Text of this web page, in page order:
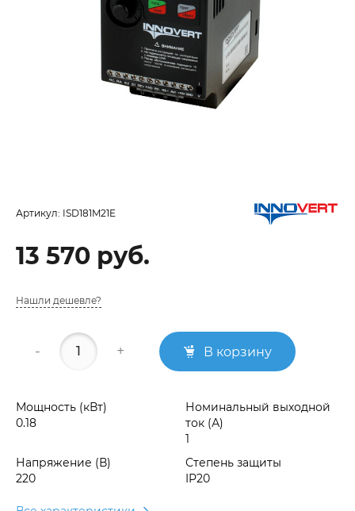
Артикул: ISD181M21E
13 570 руб.
Нашли дешевле?
- + В корзину
Мощность (кВт)
0.18
Номинальный выходной
ток (А)
1
Напряжение (В)
220
Степень защиты
IP20